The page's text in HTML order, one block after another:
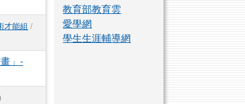
才能組 /
」-
教育部教育雲
愛學網
學生生涯輔導網